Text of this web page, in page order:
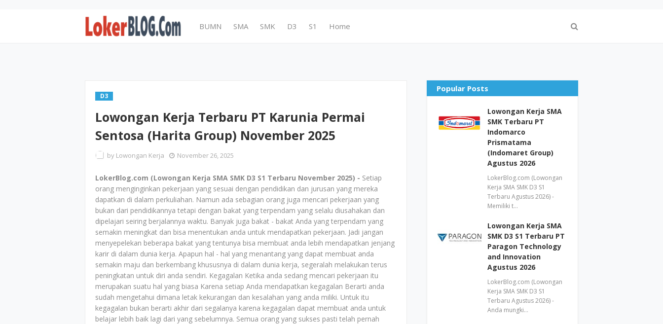
BUMN SMA SMK D3 S1 Home
D3
Lowongan Kerja Terbaru PT Karunia Permai
Sentosa (Harita Group) November 2025
by Lowongan Kerja November 26, 2025
LokerBlog.com (Lowongan Kerja SMA SMK D3 S1 Terbaru November 2025) - Setiap
orang menginginkan pekerjaan yang sesuai dengan pendidikan dan jurusan yang mereka
dapatkan di dalam perkuliahan. Namun ada sebagian orang juga mencari pekerjaan yang
bukan dari pendidikannya tetapi dengan bakat yang terpendam yang selalu diusahakan dan
dipelajari seiring berjalannya waktu. Banyak juga bakat - bakat Anda yang terpendam yang
semakin meningkat dan bisa menentukan anda untuk mendapatkan pekerjaan. Jadi jangan
menyepelekan beberapa bakat yang tentunya bisa membuat anda lebih mendapatkan jenjang
karir di dalam dunia kerja. Apapun hal - hal yang menantang yang dapat membuat anda
semakin maju dan berkembang khususnya di dalam dunia kerja, segeralah melakukan terus
peningkatan untuk diri anda sendiri. Kegagalan Ketika anda sedang mencari pekerjaan itu
merupakan suatu hal yang biasa Karena setiap Anda mendapatkan kegagalan Berarti anda
sudah mengetahui dimana letak kekurangan dan kesalahan yang anda miliki. Untuk itu
kegagalan bukan berarti akhir dari segalanya karena kegagalan dapat membuat anda untuk
belajar lebih baik lagi dari yang sebelumnya. Semua orang yang sukses pasti telah pernah
Popular Posts
Lowongan Kerja SMA
SMK Terbaru PT
Indomarco
Prismatama
(Indomaret Group)
Agustus 2026
LokerBlog.com (Lowongan
Kerja SMA SMK D3 S1
Terbaru Agustus 2026) -
Memiliki t…
Lowongan Kerja SMA
SMK D3 S1 Terbaru PT
Paragon Technology
and Innovation
Agustus 2026
LokerBlog.com (Lowongan
Kerja SMA SMK D3 S1
Terbaru Agustus 2026) -
Anda mungki…